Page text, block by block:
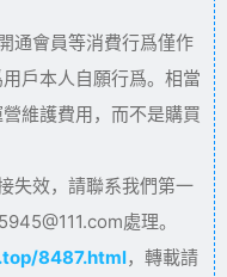
通會員等消費行爲僅作
戶本人自願行爲。相當
維護費用，而不是購買
失效，請聯系我們第一
處理。
8487.html，轉載請